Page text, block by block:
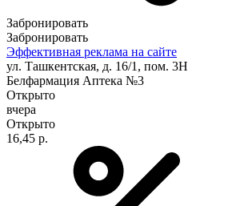
Забронировать
Забронировать
Эффективная реклама на сайте
ул. Ташкентская, д. 16/1, пом. 3Н
Белфармация Аптека №3
Открыто
вчера
Открыто
16,45 р.